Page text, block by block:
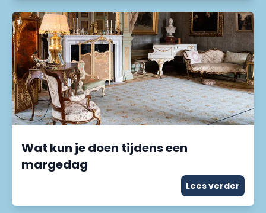
Wat kun je doen tijdens een
margedag
Lees verder